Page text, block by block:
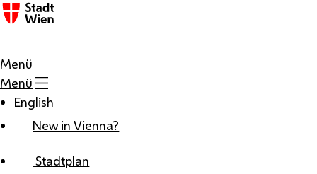
Zum Inhalt
Menü
Menü
English
New in Vienna?
Stadtplan